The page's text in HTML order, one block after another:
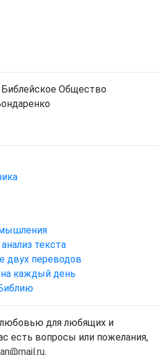
Общество
текста
двух переводов
на каждый день
для любящих и
есть вопросы или пожелания,
.